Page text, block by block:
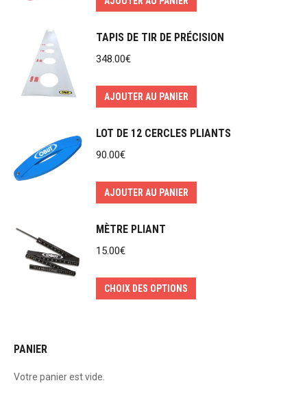
TAPIS DE TIR DE PRÉCISION
348.00€
AJOUTER AU PANIER
LOT DE 12 CERCLES PLIANTS
90.00€
AJOUTER AU PANIER
MÈTRE PLIANT
15.00€
CHOIX DES OPTIONS
PANIER
Votre panier est vide.